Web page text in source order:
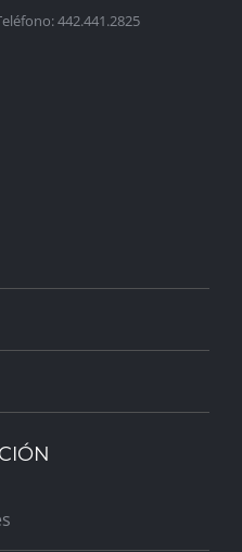
442.441.2825